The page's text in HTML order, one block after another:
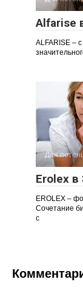
Alfarise
ALFARISE –
Для
Erolex в
EROLEX –
Сочетание
с